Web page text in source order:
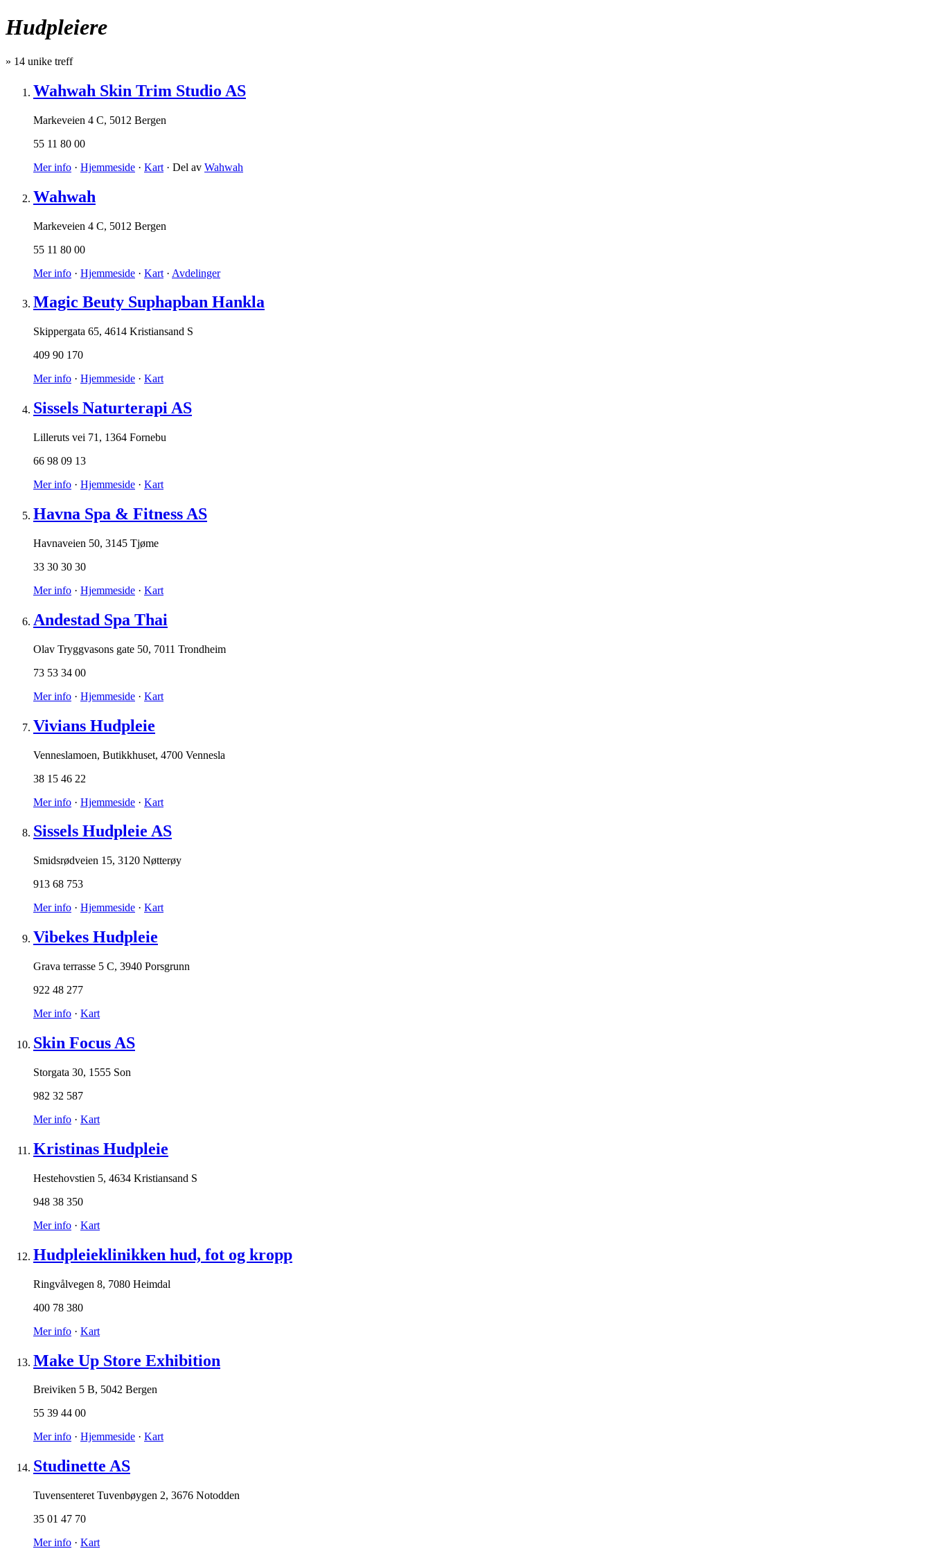
Hudpleiere
» 14 unike treff
Wahwah Skin Trim Studio AS
Markeveien 4 C, 5012 Bergen
55 11 80 00
Mer info · Hjemmeside · Kart · Del av Wahwah
Wahwah
Markeveien 4 C, 5012 Bergen
55 11 80 00
Mer info · Hjemmeside · Kart · Avdelinger
Magic Beuty Suphapban Hankla
Skippergata 65, 4614 Kristiansand S
409 90 170
Mer info · Hjemmeside · Kart
Sissels Naturterapi AS
Lilleruts vei 71 , 1364 Fornebu
66 98 09 13
Mer info · Hjemmeside · Kart
Havna Spa & Fitness AS
Havnaveien 50, 3145 Tjøme
33 30 30 30
Mer info · Hjemmeside · Kart
Andestad Spa Thai
Olav Tryggvasons gate 50, 7011 Trondheim
73 53 34 00
Mer info · Hjemmeside · Kart
Vivians Hudpleie
Venneslamoen, Butikkhuset, 4700 Vennesla
38 15 46 22
Mer info · Hjemmeside · Kart
Sissels Hudpleie AS
Smidsrødveien 15, 3120 Nøtterøy
913 68 753
Mer info · Hjemmeside · Kart
Vibekes Hudpleie
Grava terrasse 5 C, 3940 Porsgrunn
922 48 277
Mer info · Kart
Skin Focus AS
Storgata 30, 1555 Son
982 32 587
Mer info · Kart
Kristinas Hudpleie
Hestehovstien 5, 4634 Kristiansand S
948 38 350
Mer info · Kart
Hudpleieklinikken hud, fot og kropp
Ringvålvegen 8, 7080 Heimdal
400 78 380
Mer info · Kart
Make Up Store Exhibition
Breiviken 5 B, 5042 Bergen
55 39 44 00
Mer info · Hjemmeside · Kart
Studinette AS
Tuvensenteret Tuvenbøygen 2, 3676 Notodden
35 01 47 70
Mer info · Kart